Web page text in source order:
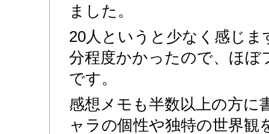
ました。
20人というと少なく感じま
分程度かかったので、ほぼ
です。
感想メモも半数以上の方に
ャラの個性や独特の世界観